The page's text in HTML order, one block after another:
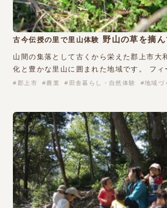
古今伝授の里で里山体験 野山の草を摘ん
山間の集落として古くから栄えた郡上市大
化と豊かな里山に囲まれた地域です。 フ
郡上市 農業 田舎暮らし・自然体験 地域づ